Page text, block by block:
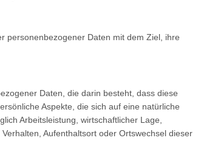
personenbezogener Daten mit dem Ziel, ihre
Daten, die darin besteht, dass diese
Aspekte, die sich auf eine natürliche
Arbeitsleistung, wirtschaftlicher Lage,
Aufenthaltsort oder Ortswechsel dieser